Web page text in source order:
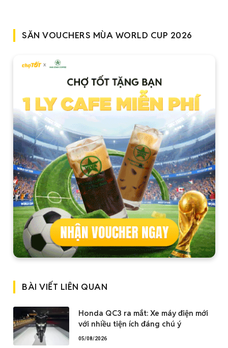
SĂN VOUCHERS MÙA WORLD CUP 2026
BÀI VIẾT LIÊN QUAN
Honda QC3 ra mắt: Xe máy điện mới
với nhiều tiện ích đáng chú ý
05/08/2026